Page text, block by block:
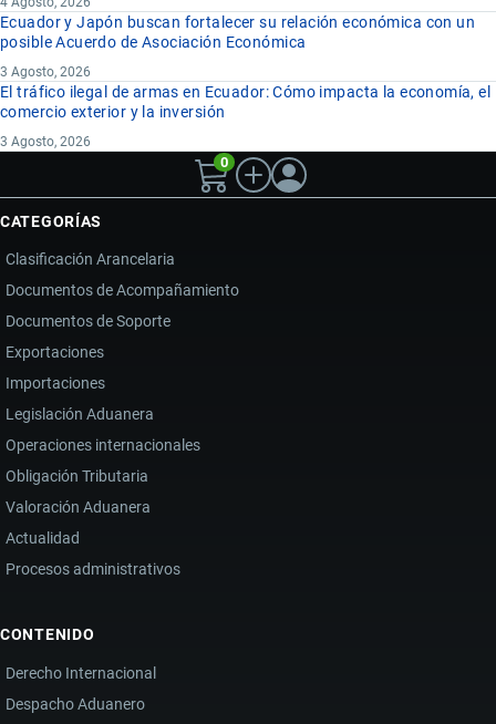
Ecuador y Japón buscan fortalecer su relación económica con un
posible Acuerdo de Asociación Económica
3 Agosto, 2026
El tráfico ilegal de armas en Ecuador: Cómo impacta la economía, el
comercio exterior y la inversión
3 Agosto, 2026
0
CATEGORÍAS
Clasificación Arancelaria
Documentos de Acompañamiento
Documentos de Soporte
Exportaciones
Importaciones
Legislación Aduanera
Operaciones internacionales
Obligación Tributaria
Valoración Aduanera
Actualidad
Procesos administrativos
CONTENIDO
Derecho Internacional
Despacho Aduanero